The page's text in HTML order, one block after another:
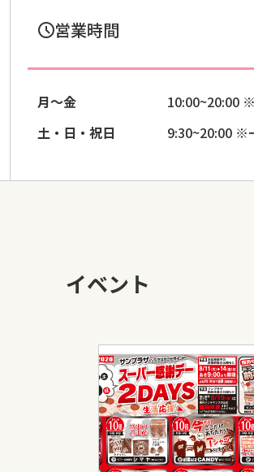
営業時間
月〜金 10:00~20:00 ※一部
土・日・祝日 9:30~20:00 ※一
イベント